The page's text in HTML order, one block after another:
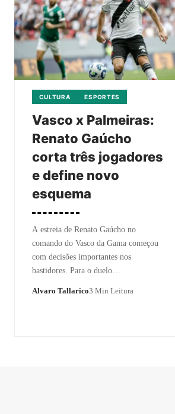
CULTURA ESPORTES
Vasco x Palmeiras:
Renato Gaúcho
corta três jogadores
e define novo
esquema
A estreia de Renato Gaúcho no
comando do Vasco da Gama começou
com decisões importantes nos
bastidores. Para o duelo…
Alvaro Tallarico3 Min Leitura